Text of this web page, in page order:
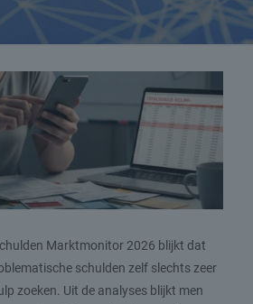
Marktmonitor 2026 blijkt dat
schulden zelf slechts zeer
zoeken. Uit de analyses blijkt men